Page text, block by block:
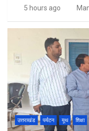
5 hours ago
उत्तराखंड पर्यटन यूथ शिक्षा